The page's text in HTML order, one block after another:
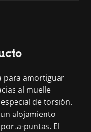
para amortiguar
al muelle
de torsión.
alojamiento
puntas. El